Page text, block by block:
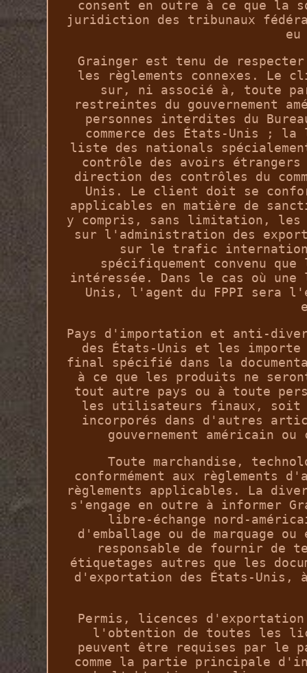
consent en outre à ce que la
juridiction des tribunaux
Grainger est tenu de
les règlements connexes.
sur, ni associé à, toute
restreintes du gouvernement
personnes interdites du
commerce des États-Unis
liste des nationals
contrôle des avoirs
direction des contrôles du
Unis. Le client doit se
applicables en matière de
y compris, sans limitation, les
sur l'administration des
sur le trafic
spécifiquement convenu
intéressée. Dans le cas où
Unis, l'agent du FPPI sera
Pays d'importation et anti-
des États-Unis et les
final spécifié dans la
à ce que les produits ne
tout autre pays ou à toute
les utilisateurs finaux, soit
incorporés dans d'autres
gouvernement américain
Toute marchandise,
conformément aux
règlements applicables. La
s'engage en outre à informer
libre-échange nord-
d'emballage ou de marquage
responsable de fournir de
étiquetages autres que les
d'exportation des États-Unis, à
Permis, licences
l'obtention de toutes les
peuvent être requises par le
comme la partie principale